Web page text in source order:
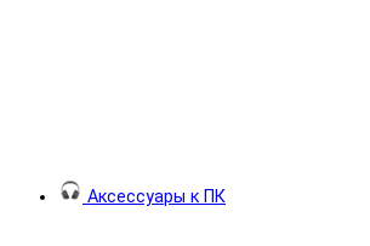
Аксессуары к ПК